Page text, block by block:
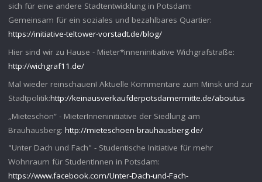
sich für eine andere Stadtentwicklung in Potsdam:
Gemeinsam für ein soziales und bezahlbares Quartier:
https://initiative-teltower-vorstadt.de/blog/
Hier sind wir zu Hause - Mieter*inneninitiative Wichgrafstraße:
http://wichgraf11.de/
Mal wieder reinschauen! Aktuelle Kommentare zum Minsk und zur
Stadtpolitik:http://keinausverkaufderpotsdamermitte.de/aboutus
„Mieteschön“ - MieterInneninitiative der Siedlung am
Brauhausberg: http://mieteschoen-brauhausberg.de/
"Unter Dach und Fach" - Studentische Initiative für mehr
Wohnraum für StudentInnen in Potsdam:
https://www.facebook.com/Unter-Dach-und-Fach-